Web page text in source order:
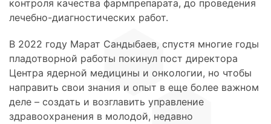
контроля качества фармпрепарата, до проведения
лечебно-диагностических работ.
В 2022 году Марат Сандыбаев, спустя многие годы
пладотворной работы покинул пост директора
Центра ядерной медицины и онкологии, но чтобы
направить свои знания и опыт в еще более важном
деле – создать и возглавить управление
здравоохранения в молодой, недавно